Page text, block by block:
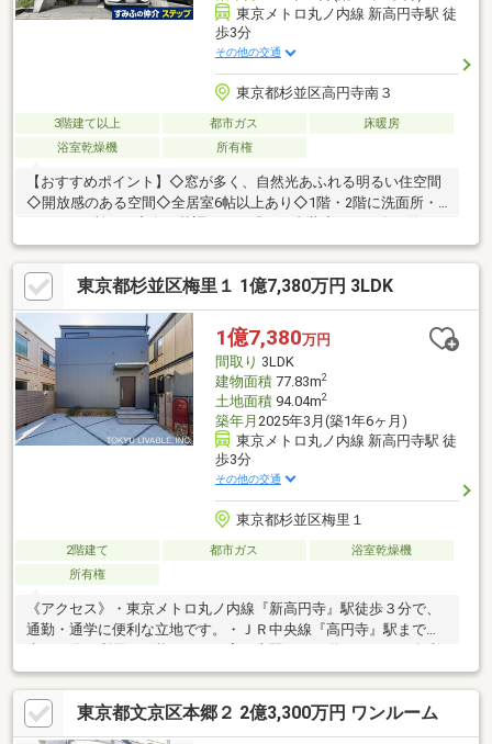
東京メトロ丸ノ内線 新高円寺駅 徒
歩3分
その他の交通
東京都杉並区高円寺南３
3階建て以上 都市ガス
床暖房
浴室乾燥機
所有権
【おすすめポイント】◇窓が多く、自然光あふれる明るい住空間
◇開放感のある空間◇全居室6帖以上あり◇1階・2階に洗面所・
帖）◇ガスコンロからIHに変更出来るよう対応済◇各フロア収納
あり、廊下等にも収納スペース確保済◇注文住宅(株式会社フルキ
スペースデザイン施工)◇北側隣接地路地上部分の為、通風良好
東京都杉並区梅里１ 1億7,380万円 3LDK
1億7,380万円
間取り 3LDK
建物面積77.83m2
土地面積94.04m2
築年月 2025年3月(築1年6ヶ月)
東京メトロ丸ノ内線 新高円寺駅 徒
歩3分
その他の交通
東京都杉並区梅里１
2階建て 都市ガス
浴室乾燥機
所有権
《アクセス》・東京メトロ丸ノ内線『新高円寺』駅徒歩３分で、
通勤・通学に便利な立地です。・ＪＲ中央線『高円寺』駅まで徒
なショップや飲食店が入っている商店街があります。《周辺環
境・立地条件》・駅周辺が商業地域や準商業地域であるのに対
し、この地は第一種低層住居専用地域の戸建てが広がる閑静な住
宅街。駅前の賑わいと閑静な暮らしを両方を享受できる立地で
東京都文京区本郷２ 2億3,300万円 ワンルーム